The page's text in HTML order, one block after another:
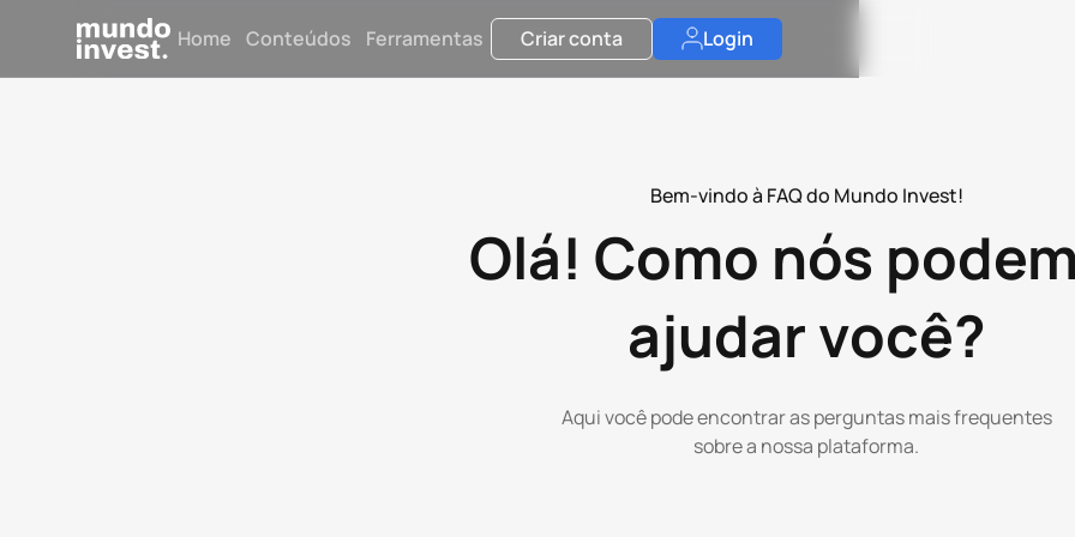
Home Conteúdos Ferramentas Criar conta Login
Bem-vindo à FAQ do Mundo Invest!
Olá! Como nós
ajudar você?
Aqui você pode encontrar as perguntas mais frequentes
sobre a nossa plataforma.